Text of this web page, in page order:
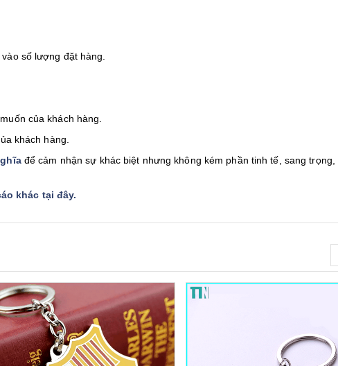
số lượng đặt hàng.
của khách hàng.
khách hàng.
để cảm nhận sự khác biệt nhưng không kém phần tinh tế, sang trọng,
khác tại đây.